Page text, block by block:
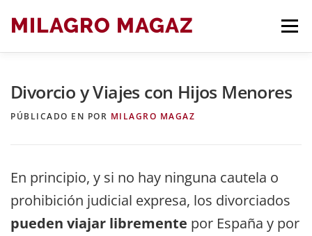
contenido
MILAGRO MAGAZ
BLOG ARTÍCULOS DE DERECHO
Divorcio y Viajes con Hijos Menores
PÚBLICADO EN POR MILAGRO MAGAZ
En principio, y si no hay ninguna cautela o
prohibición judicial expresa, los divorciados
pueden viajar libremente por España y por